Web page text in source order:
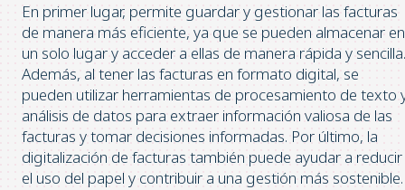
En primer lugar, permite guardar y gestionar las facturas
de manera más eficiente, ya que se pueden almacenar en
un solo lugar y acceder a ellas de manera rápida y sencilla.
Además, al tener las facturas en formato digital, se
pueden utilizar herramientas de procesamiento de texto
análisis de datos para extraer información valiosa de las
facturas y tomar decisiones informadas. Por último, la
digitalización de facturas también puede ayudar a reducir
el uso del papel y contribuir a una gestión más sostenible.